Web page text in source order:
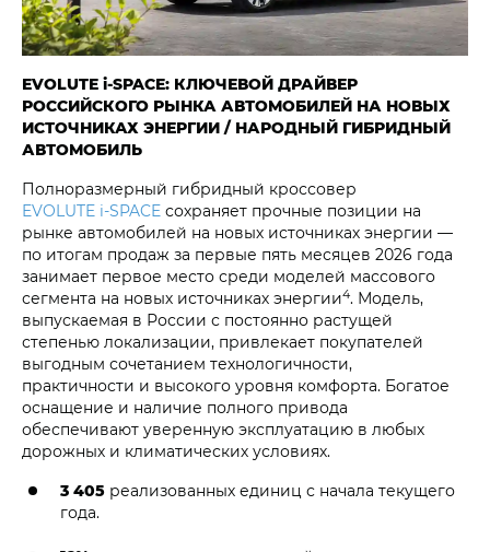
EVOLUTE i‑SPACE: КЛЮЧЕВОЙ ДРАЙВЕР
РОССИЙСКОГО РЫНКА АВТОМОБИЛЕЙ НА НОВЫХ
ИСТОЧНИКАХ ЭНЕРГИИ / НАРОДНЫЙ ГИБРИДНЫЙ
АВТОМОБИЛЬ
Полноразмерный гибридный кроссовер
EVOLUTE i‑SPACE сохраняет прочные позиции на
рынке автомобилей на новых источниках энергии —
по итогам продаж за первые пять месяцев 2026 года
занимает первое место среди моделей массового
сегмента на новых источниках энергии4. Модель,
выпускаемая в России с постоянно растущей
степенью локализации, привлекает покупателей
выгодным сочетанием технологичности,
практичности и высокого уровня комфорта. Богатое
оснащение и наличие полного привода
обеспечивают уверенную эксплуатацию в любых
дорожных и климатических условиях.
3 405 реализованных единиц с начала текущего
года.